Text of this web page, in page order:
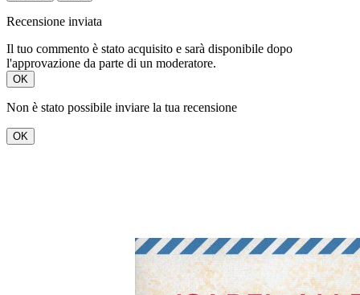
Recensione inviata
Il tuo commento è stato acquisito e sarà disponibile dopo
l'approvazione da parte di un moderatore.
OK
Non è stato possibile inviare la tua recensione
OK